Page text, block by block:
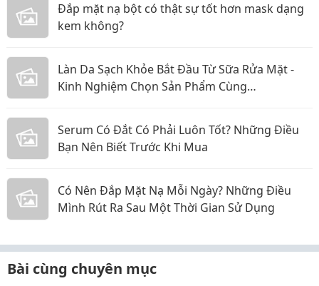
Đắp mặt nạ bột có thật sự tốt hơn mask dạng
kem không?
Làn Da Sạch Khỏe Bắt Đầu Từ Sữa Rửa Mặt -
Kinh Nghiệm Chọn Sản Phẩm Cùng
Serum Có Đắt Có Phải Luôn Tốt? Những Điều
Bạn Nên Biết Trước Khi Mua
Có Nên Đắp Mặt Nạ Mỗi Ngày? Những Điều
Mình Rút Ra Sau Một Thời Gian Sử Dụng
Bài cùng chuyên mục